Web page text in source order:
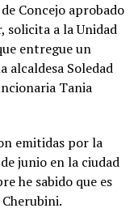
Concejo aprobado
solicita a la Unidad
entregue un
alcaldesa Soledad
Tania
emitidas por la
junio en la ciudad
he sabido que es